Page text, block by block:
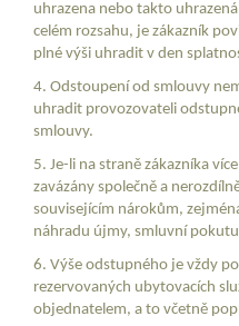
uhrazena nebo takto
celém rozsahu, je zákazník
plné výši uhradit v den
4. Odstoupení od smlouvy
uhradit provozovateli
smlouvy.
5. Je-li na straně zákazníka
zavázány společně a
souvisejícím nárokům,
náhradu újmy, smluvní pokutu
6. Výše odstupného je vždy
rezervovaných ubytovacích
objednatelem, a to včetně